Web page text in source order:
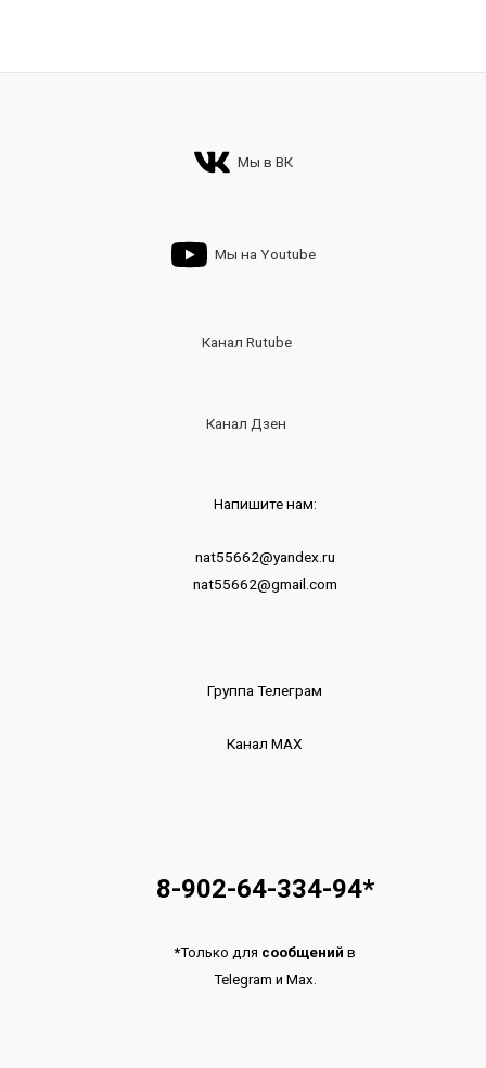
Мы в ВК
Мы на Youtube
Канал Rutube
Канал Дзен
Напишите нам:
nat55662@yandex.ru
nat55662@gmail.com
Группа Телеграм
Канал МАХ
8-902-64-334-94*
*Только для сообщений в
Telegram и Max.